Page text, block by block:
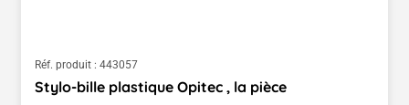
Réf. produit : 443057
Stylo-bille plastique Opitec , la pièce